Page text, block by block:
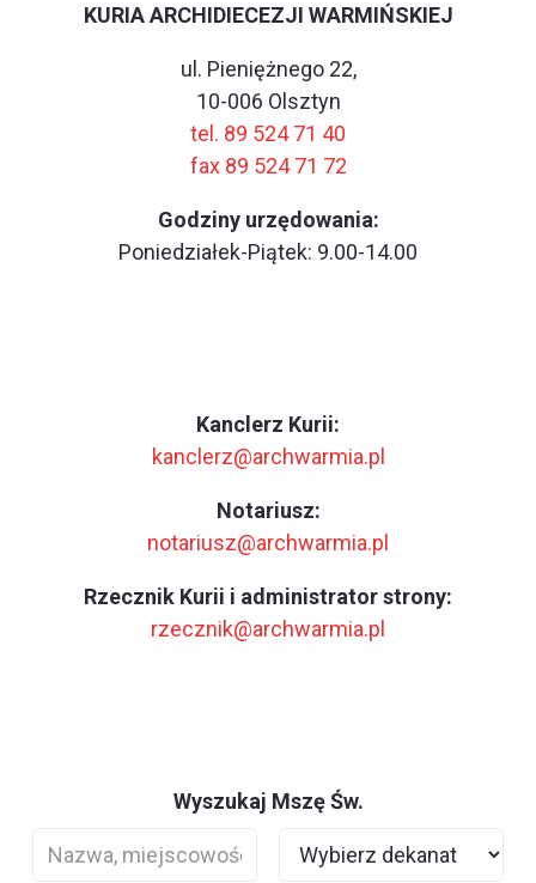
KURIA ARCHIDIECEZJI WARMIŃSKIEJ
ul. Pieniężnego 22,
10-006 Olsztyn
tel. 89 524 71 40
fax 89 524 71 72
Godziny urzędowania:
Poniedziałek-Piątek: 9.00-14.00
Kanclerz Kurii:
kanclerz@archwarmia.pl
Notariusz:
notariusz@archwarmia.pl
Rzecznik Kurii i administrator strony:
rzecznik@archwarmia.pl
Wyszukaj Mszę Św.